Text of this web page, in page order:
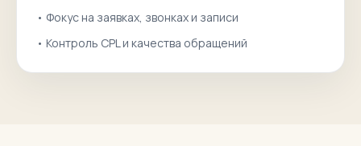
• Фокус на заявках, звонках и записи
• Контроль CPL и качества обращений